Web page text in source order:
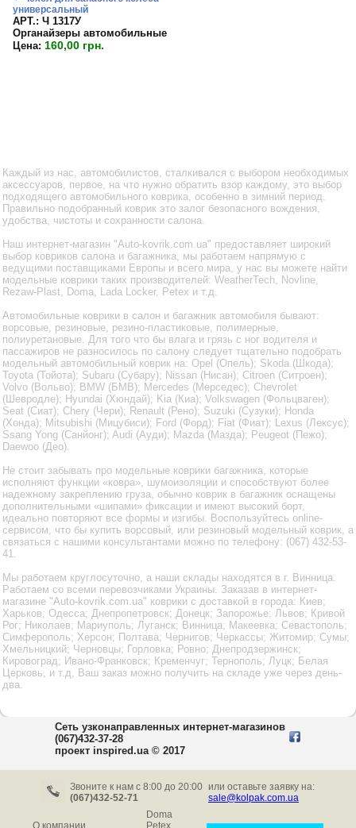
универсальный
APT.: Ч 1317У
Органайзеры автомобильные
Цена: 160,00 грн.
Каждый из нас, автомобилистов, сталкивался с выбором необходимых
аксессуаров, первое, на что нужно обратить взор каждому, это выбор
подходящего автомобильного коврика, особенно в зимний период.
Правильно подобранный коврик это залог безопасного вождения,
удобства, чистоты и сохранности салона.
Наш интернет-магазин "Auto-kovrik.com.ua" предоставляет широкий
выбор ковриков салона и багажника, мы работаем напрямую с
ведущими поставщиками Европы и всего мира, у нас вы можете найти
модельные коврики таких производителей: WeatherTech, Novline,
Rezaw-Plast, Doma, Lada Locker, Petex и т.д.
Автомобильные коврики в салон и багажник автомобиля бывают:
ворсовые, резиновые, резино-пластиковые, полимерные,
полиуретановые. Для того что бы влага и грязь с ног водителя и
пассажиров не разносилось по салону следует тщательно подобрать
модельный автомобильный коврик на: Opel (Опель); Skoda (Шкода);
Toyota (Тойота); Subaru (Субару); Nissan (Нисан); Citroen (Ситроен);
Volvo (Вольво); BMW (БМВ); Mercedes (Мерседес); Chevrolet
(Шевродле); Hyundai (Хюндай); Kia (Киа); Volkswagen (Фольцваген);
Seat (Сиат); Chery (Чери); Renault (Рено); Suzuki (Сузуки); Honda
(Хонда); Mitsubishi (Мицубиси); Ford (Форд); Fiat (Фиат); Lexus (Лексус);
Ssang Yong (Санйонг); Audi (Ауди); Mazda (Мазда); Peugeot (Пежо);
Daewoo (Део).
Не стоит забывать про модельные коврики багажника, которые
исполняют функции «ковра», шумоизоляции и способствуют более
надежному закреплению груза, обычно коврик в багажник оснащены
дополнительными «шипами» фиксации и имеют высокий борт,
идеально повторяют все формы и изгибы. Воспользуйтесь online-
сервисом, что бы купить ворсовый, или резиновый модельный коврик, а
связаться с нашими консультантами можно по телефону: (067) 432-53-
41.
Мы работаем круглосуточно, а наши склады находятся в г. Винница.
Работаем со всеми перевозчиками Украины. Заказав в интернет-
магазине "Auto-kovrik.com.ua" коврики с доставкой в города: Киев;
Харьков; Одесса; Днепропетровск; Донецк; Запорожье; Львов; Кривой
Рог; Николаев; Мариуполь; Луганск; Винница; Макеевка; Севастополь;
Симферополь; Херсон; Полтава; Чернигов; Черкассы; Житомир; Сумы;
Хмельницкий; Черновцы; Горловка; Ровно; Днепродзержинск;
Кировоград; Ивано-Франковск; Кременчуг; Тернополь; Луцк; Белая
Церковь, и т.д, Ваш заказ можно получить на складе уже через день-
два.
Сеть узконаправленных интернет-магазинов
(067)432-37-28
проект inspired.ua © 2017
Звоните к нам c 8:00 до 20:00
(067)432-52-71
или оставьте заявку на:
sale@kolpak.com.ua
О компании
Doma
Petex